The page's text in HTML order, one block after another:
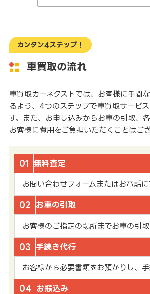
カンタン4ステップ！
車買取の流れ
車買取カーネクストでは、お客様に手間
るよう、4つのステップで車買取サービ
す。また、お申し込みからお車の引取、
お客様に費用をご負担いただくことはご
01 無料査定
お問い合わせフォームまたはお電話に
02 お車の引取
お客様のご指定の場所までお車の引取
03 手続き代行
お客様から必要書類をお預かりし、手
04 お振込み